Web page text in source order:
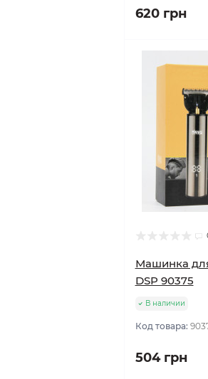
620 грн
Машинка
DSP 90375
В наличии
Код товара:
504 грн